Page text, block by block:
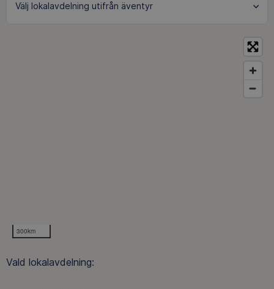
300km
Vald lokalavdelning: